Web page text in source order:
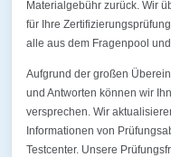
Materialgebühr zurück. Wir
für Ihre
alle aus dem Fragenpool
Aufgrund der großen
und Antworten können wir
versprechen. Wir
Informationen von
Testcenter. Unsere